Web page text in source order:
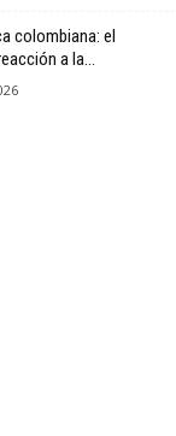
colombiana: el
a la...